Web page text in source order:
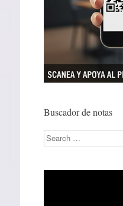
Buscador de notas
Search